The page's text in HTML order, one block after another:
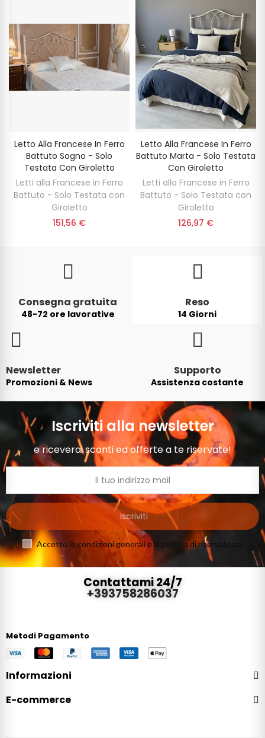
Letto Alla Francese In Ferro
Battuto Sogno - Solo
Testata Con Giroletto
Letti alla Francese in Ferro
Battuto - Solo Testata con
Giroletto
151,56 €
Letto Alla Francese In Ferro
Battuto Marta - Solo Testata
Con Giroletto
Letti alla Francese in Ferro
Battuto - Solo Testata con
Giroletto
126,97 €
Consegna gratuita
48-72 ore lavorative
Reso
14 Giorni
Newsletter
Promozioni & News
Supporto
Assistenza costante
Iscriviti alla newsletter
e riceverai sconti ed offerte a te riservate!
Iscriviti
Accetto le condizioni generali e la politica di riservatezza
Contattami 24/7
+393758286037
Metodi Pagamento
Informazioni
E-commerce